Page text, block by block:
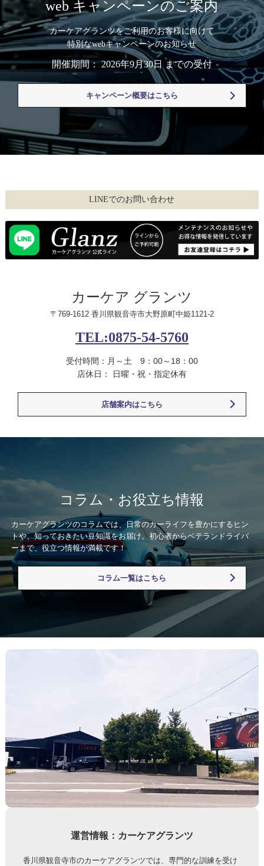
web キャンペーンのご案内
カーケアグランツをご利用のお客様に向けて
特別なwebキャンペーンのお知らせ
開催期間： 2026年9月30日 までの受付
キャンペーン概要はこちら
LINEでのお問い合わせ
カーケア グランツ
〒769-1612 香川県観音寺市大野原町中姫1121-2
TEL:0875-54-5760
受付時間：月～土 9：00～18：00
店休日： 日曜・祝・指定休有
店舗案内はこちら
コラム・お役立ち情報
カーケアグランツのコラムでは、日常のカーライフを豊かにするヒン
トや、知っておきたい豆知識をお届け。初心者からベテランドライバ
ーまで、役立つ情報が満載です！
コラム一覧はこちら
運営情報：カーケアグランツ
香川県観音寺市のカーケアグランツでは、専門的な訓練を受け